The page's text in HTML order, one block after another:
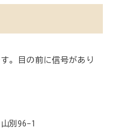
。目の前に信号があり
別96-1